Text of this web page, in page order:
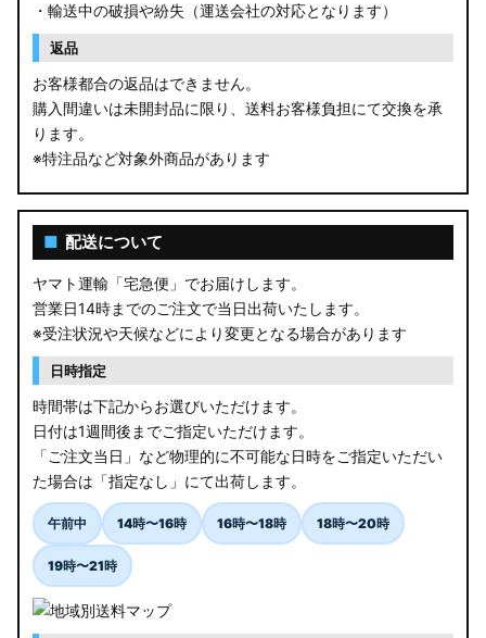
・輸送中の破損や紛失（運送会社の対応となります）
返品
お客様都合の返品はできません。
購入間違いは未開封品に限り、送料お客様負担にて交換を承
ります。
※特注品など対象外商品があります
■ 配送について
ヤマト運輸「宅急便」でお届けします。
営業日14時までのご注文で当日出荷いたします。
※受注状況や天候などにより変更となる場合があります
日時指定
時間帯は下記からお選びいただけます。
日付は1週間後までご指定いただけます。
「ご注文当日」など物理的に不可能な日時をご指定いただい
た場合は「指定なし」にて出荷します。
午前中 14時〜16時 16時〜18時 18時〜20時
19時〜21時